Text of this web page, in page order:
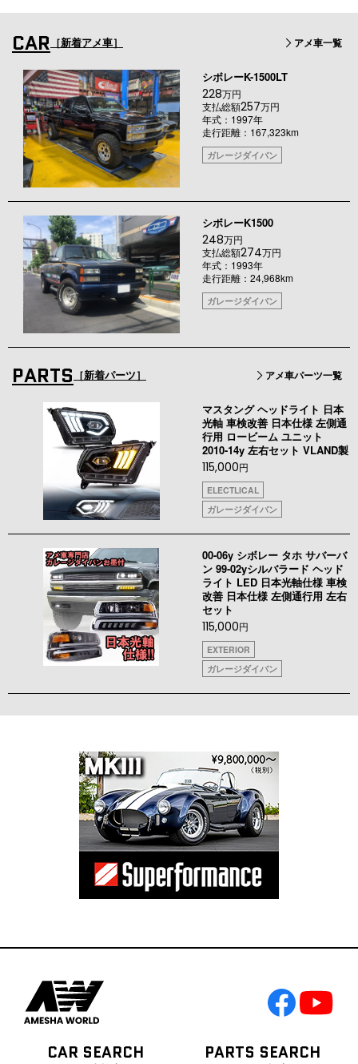
CAR ［新着アメ車］ アメ車一覧
シボレーK-1500LT
228万円
支払総額257万円
年式：1997年
走行距離：167,323km
ガレージダイバン
シボレーK1500
248万円
支払総額274万円
年式：1993年
走行距離：24,968km
ガレージダイバン
PARTS ［新着パーツ］ アメ車パーツ一覧
マスタング ヘッドライト 日本
光軸 車検改善 日本仕様 左側通
行用 ロービーム ユニット
2010-14y 左右セット VLAND製
115,000円
ELECTLICAL
ガレージダイバン
00-06y シボレー タホ サバーバ
ン 99-02yシルバラード ヘッド
ライト LED 日本光軸仕様 車検
改善 日本仕様 左側通行用 左右
セット
115,000円
EXTERIOR
ガレージダイバン
CAR SEARCH PARTS SEARCH